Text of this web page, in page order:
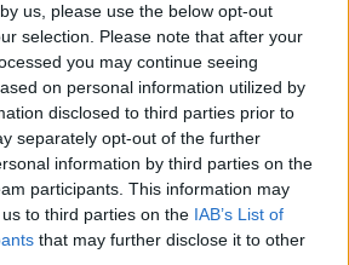
us, please use the below opt-out
selection. Please note that after your
you may continue seeing
on personal information utilized by
disclosed to third parties prior to
separately opt-out of the further
information by third parties on the
participants. This information may
to third parties on the IAB’s List of
that may further disclose it to other